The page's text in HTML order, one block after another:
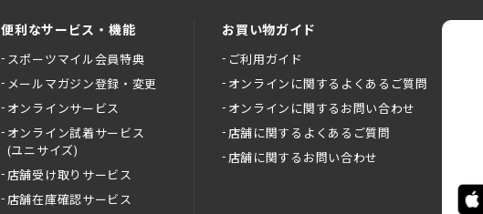
便利なサービス・機能
スポーツマイル会員特典
メールマガジン登録・変更
オンラインサービス
オンライン試着サービス
(ユニサイズ)
店舗受け取りサービス
店舗在庫確認サービス
お買い物ガイド
ご利用ガイド
オンラインに関するよくあるご質問
オンラインに関するお問い合わせ
店舗に関するよくあるご質問
店舗に関するお問い合わせ